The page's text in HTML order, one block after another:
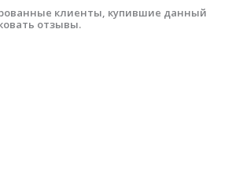
клиенты, купившие данный
отзывы.